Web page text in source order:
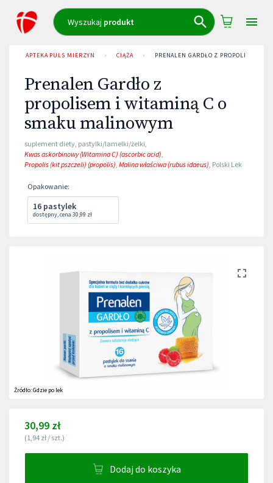
Wyszukaj produkt
APTEKA PULS MIERZYN › CIĄŻA › PRENALEN GARDŁO Z PROPOLISEM I
Prenalen Gardło z
propolisem i witaminą C o
smaku malinowym
suplement diety, pastylki/lamelki/żelki,
Kwas askorbinowy (Witamina C) (ascorbic acid),
Propolis (kit pszczeli) (propolis), Malina właściwa (rubus idaeus), Polski Lek
Opakowanie:
16 pastylek
dostępny,cena 30,99 zł
Źródło:Gdzie po lek
30,99 zł
(1,94 zł / szt.)
Dodaj do koszyka